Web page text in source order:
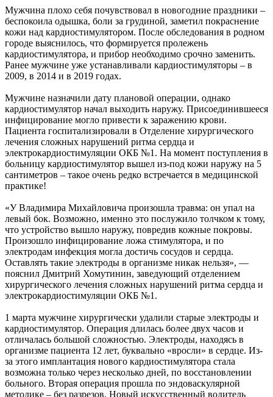
Мужчина плохо себя почувствовал в новогодние праздники –
беспокоила одышка, боли за грудиной, заметил покраснение
кожи над кардиостимулятором. После обследования в родном
городе выяснилось, что формируется пролежень
кардиостимулятора, и прибор необходимо срочно заменить.
Ранее мужчине уже устанавливали кардиостимуляторы – в
2009, в 2014 и в 2019 годах.
Мужчине назначили дату плановой операции, однако
кардиостимулятор начал выходить наружу. Присоединившееся
инфицирование могло привести к заражению крови.
Пациента госпитализировали в Отделение хирургического
лечения сложных нарушений ритма сердца и
электрокардиостимуляции ОКБ №1. На момент поступления в
больницу кардиостимулятор вышел из-под кожи наружу на 5
сантиметров – такое очень редко встречается в медицинской
практике!
«У Владимира Михайловича произошла травма: он упал на
левый бок. Возможно, именно это послужило толчком к тому,
что устройство вышло наружу, повредив кожные покровы.
Произошло инфицирование ложа стимулятора, и по
электродам инфекция могла достичь сосудов и сердца.
Оставлять такие электроды в организме никак нельзя», —
пояснил Дмитрий Хомутинин, заведующий отделением
хирургического лечения сложных нарушений ритма сердца и
электрокардиостимуляции ОКБ №1.
1 марта мужчине хирургически удалили старые электроды и
кардиостимулятор. Операция длилась более двух часов и
отличалась большой сложностью. Электроды, находясь в
организме пациента 12 лет, буквально «вросли» в сердце. Из-
за этого имплантация нового кардиостимулятора стала
возможна только через несколько дней, по восстановлении
больного. Вторая операция прошла по эндоваскулярной
методике – без разрезов. Новый искусственный водитель